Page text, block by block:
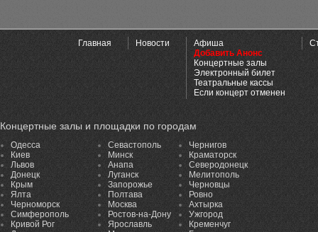
Главная Новости
Афиша
Добавить Анонс
Концертные залы
Электронный билет
Театральные кассы
Если концерт отменен
Концертные залы и площадки по городам
Одесса
Киев
Львов
Донецк
Крым
Ялта
Черноморск
Симферополь
Кривой Рог
Севастополь
Минск
Анапа
Луганск
Запорожье
Полтава
Москва
Ростов-на-Дону
Ярославль
Чернигов
Краматорск
Северодонецк
Мелитополь
Черновцы
Ровно
Ахтырка
Ужгород
Кременчуг